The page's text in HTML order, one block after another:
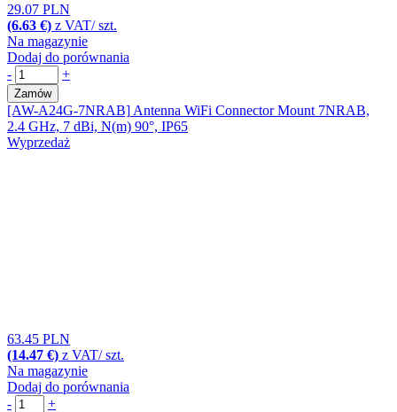
29.07 PLN
(6.63 €) z VAT/ szt.
Na magazynie
Dodaj do porównania
-
+
Zamów
[AW-A24G-7NRAB] Antenna WiFi Connector Mount 7NRAB,
2.4 GHz, 7 dBi, N(m) 90°, IP65
Wyprzedaż
63.45 PLN
(14.47 €) z VAT/ szt.
Na magazynie
Dodaj do porównania
-
+